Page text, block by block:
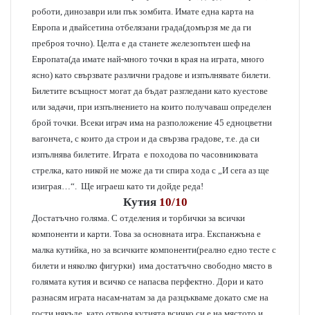
роботи, динозаври или пък зомбита. Имате една карта на
Европа и двайсетина отбелязани града(домързя ме да ги
преброя точно). Целта е да станете железопътен шеф на
Европата(да имате най-много точки в края на играта, много
ясно) като свързвате различни градове и изпълнявате билети.
Билетите всъщност могат да бъдат разгледани като куестове
или задачи, при изпълнението на които получаваш определен
брой точки. Всеки играч има на разположение 45 едноцветни
вагончета, с които да строи и да свързва градове, т.е. да си
изпълнява билетите. Играта е походова по часовниковата
стрелка, като никой не може да ти спира хода с „И сега аз ще
изиграя…“. Ще играеш като ти дойде реда!
Кутия 10/10
Достатъчно голяма. С отделения и торбички за всички
компоненти и карти. Това за основната игра. Експанжъна е
малка кутийка, но за всичките компоненти(реално едно тесте с
билети и няколко фигурки) има достатъчно свободно място в
голямата кутия и всичко се напасва перфектно. Дори и като
разнасям играта насам-натам за да разцъкваме докато сме на